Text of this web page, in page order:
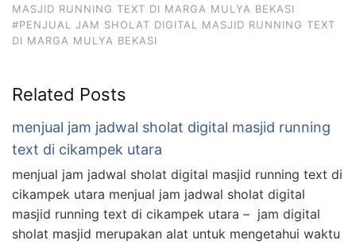
MASJID RUNNING TEXT DI MARGA MULYA BEKASI
#PENJUAL JAM SHOLAT DIGITAL MASJID RUNNING TEXT
DI MARGA MULYA BEKASI
Related Posts
menjual jam jadwal sholat digital masjid running
text di cikampek utara
menjual jam jadwal sholat digital masjid running text di
cikampek utara menjual jam jadwal sholat digital
masjid running text di cikampek utara – jam digital
sholat masjid merupakan alat untuk mengetahui waktu